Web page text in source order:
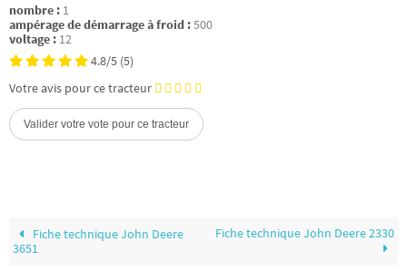
nombre : 1
ampérage de démarrage à froid :500
voltage : 12
4.8/5 (5)
Votre avis pour ce tracteur
Fiche technique John Deere
3651
Fiche technique John Deere 2330